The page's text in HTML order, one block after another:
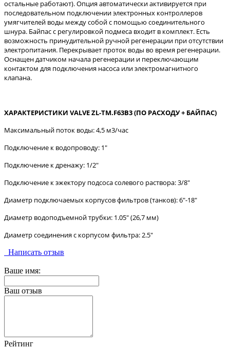
остальные работают). Опция автоматически активируется при
последовательном подключении электронных контроллеров
умягчителей воды между собой с помощью соединительного
шнура. Байпас с регулировкой подмеса входит в комплект. Есть
возможность принудительной ручной регенерации при отсутствии
электропитания. Перекрывает проток воды во время регенерации.
Оснащен датчиком начала регенерации и переключающим
контактом для подключения насоса или электромагнитного
клапана.
ХАРАКТЕРИСТИКИ VALVE ZL-TM.F63B3 (ПО РАСХОДУ + БАЙПАС)
Максимальный поток воды: 4,5 м3/час
Подключение к водопроводу: 1"
Подключение к дренажу: 1/2"
Подключение к эжектору подсоса солевого раствора: 3/8"
Диаметр подключаемых корпусов фильтров (танков): 6"-18"
Диаметр водоподъемной трубки: 1.05" (26,7 мм)
Диаметр соединения с корпусом фильтра: 2.5"
Написать отзыв
Ваше имя:
Ваш отзыв
Рейтинг